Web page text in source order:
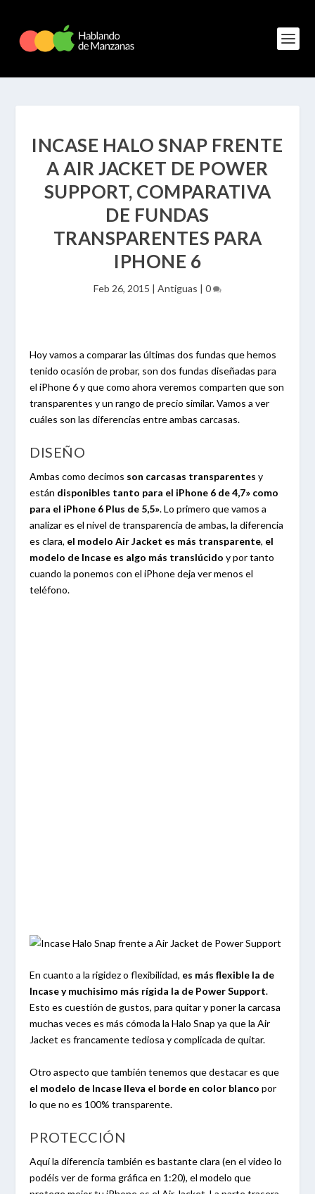
INCASE HALO SNAP FRENTE
A AIR JACKET DE POWER
SUPPORT, COMPARATIVA
DE FUNDAS
TRANSPARENTES PARA
IPHONE 6
Feb 26, 2015 | Antiguas | 0
Hoy vamos a comparar las últimas dos fundas que hemos
tenido ocasión de probar, son dos fundas diseñadas para
el iPhone 6 y que como ahora veremos comparten que son
transparentes y un rango de precio similar. Vamos a ver
cuáles son las diferencias entre ambas carcasas.
DISEÑO
Ambas como decimos son carcasas transparentes y
están disponibles tanto para el iPhone 6 de 4,7» como
para el iPhone 6 Plus de 5,5». Lo primero que vamos a
analizar es el nivel de transparencia de ambas, la diferencia
es clara, el modelo Air Jacket es más transparente, el
modelo de Incase es algo más translúcido y por tanto
cuando la ponemos con el iPhone deja ver menos el
teléfono.
En cuanto a la rigidez o flexibilidad, es más flexible la de
Incase y muchisimo más rígida la de Power Support.
Esto es cuestión de gustos, para quitar y poner la carcasa
muchas veces es más cómoda la Halo Snap ya que la Air
Jacket es francamente tediosa y complicada de quitar.
Otro aspecto que también tenemos que destacar es que
el modelo de Incase lleva el borde en color blanco por
lo que no es 100% transparente.
PROTECCIÓN
Aquí la diferencia también es bastante clara (en el video lo
podéis ver de forma gráfica en 1:20), el modelo que